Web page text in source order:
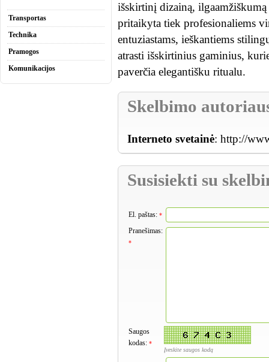
Transportas
Technika
Pramogos
Komunikacijos
išskirtinį dizainą,
pritaikyta tiek profesionaliems
entuziastams, ieškantiems
atrasti išskirtinius gaminius,
paverčia elegantišku ritualu.
Skelbimo
Interneto svetainė: http://
Susisiekti su
El. paštas: *
Pranešimas:
*
Saugos
kodas: *
Įveskite saugos kodą